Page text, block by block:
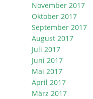
November 2017
Oktober 2017
September 2017
August 2017
Juli 2017
Juni 2017
Mai 2017
April 2017
März 2017